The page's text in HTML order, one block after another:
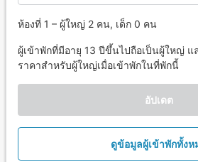
ห้องที่ 1 – ผู้ใหญ่ 2 คน, เด็ก 0 คน
ผู้เข้าพักที่มีอายุ 13 ปีขึ้นไปถือเป็นผู้ใหญ่ แ
ราคาสำหรับผู้ใหญ่เมื่อเข้าพักในที่พักนี้
อัปเดต
ดูข้อมูลผู้เข้าพักทั้งห